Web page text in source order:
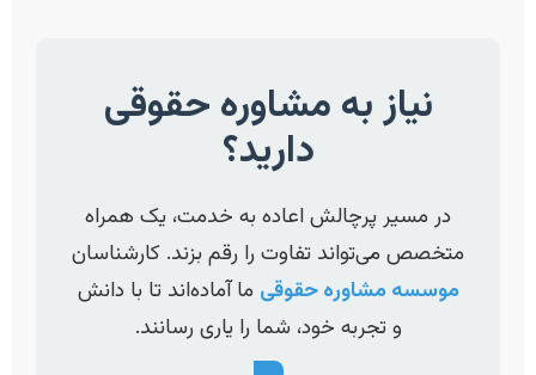
نیاز به مشاوره حقوقی
دارید؟
در مسیر پرچالش اعاده به خدمت، یک همراه
متخصص می‌تواند تفاوت را رقم بزند. کارشناسان
موسسه مشاوره حقوقی ما آماده‌اند تا با دانش
و تجربه خود، شما را یاری رسانند.